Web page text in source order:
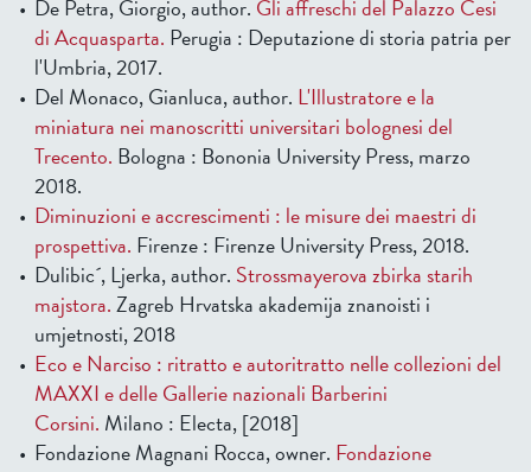
De Petra, Giorgio, author. Gli affreschi del Palazzo Cesi
di Acquasparta. Perugia : Deputazione di storia patria per
l'Umbria, 2017.
Del Monaco, Gianluca, author. L'Illustratore e la
miniatura nei manoscritti universitari bolognesi del
Trecento. Bologna : Bononia University Press, marzo
2018.
Diminuzioni e accrescimenti : le misure dei maestri di
prospettiva. Firenze : Firenze University Press, 2018.
Dulibic´, Ljerka, author. Strossmayerova zbirka starih
majstora.Zagreb Hrvatska akademija znanoisti i
umjetnosti, 2018
Eco e Narciso : ritratto e autoritratto nelle collezioni del
MAXXI e delle Gallerie nazionali Barberini
Corsini. Milano : Electa, [2018]
Fondazione Magnani Rocca, owner. Fondazione